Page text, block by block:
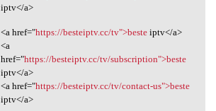
iptv</a>
<a href="https://besteiptv.cc/tv">besteiptv</a>
<a
href="https://besteiptv.cc/tv/subscription">beste
iptv</a>
<a href="https://besteiptv.cc/tv/contact-us">beste
iptv</a>